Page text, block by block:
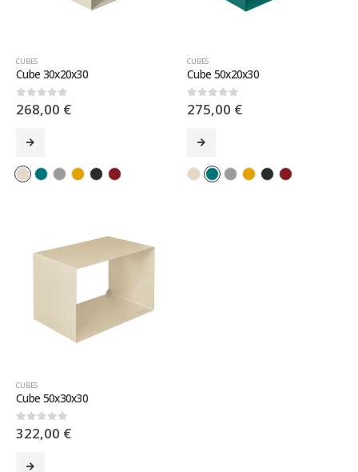
CUBES
Cube 30x20x30
0sur 5
268,00 €
CUBES
Cube 50x20x30
0sur 5
275,00 €
CUBES
Cube 50x30x30
0sur 5
322,00 €